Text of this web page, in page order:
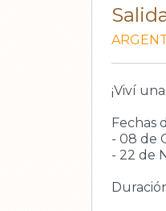
¡Viví
Fechas
- 08 de
- 22 de